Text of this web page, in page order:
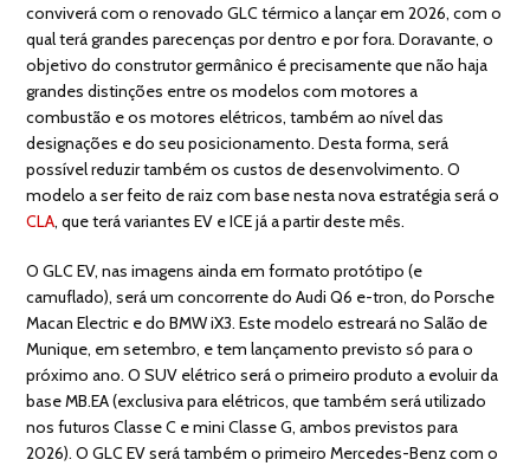
conviverá com o renovado GLC térmico a lançar em 2026, com o
qual terá grandes parecenças por dentro e por fora. Doravante, o
objetivo do construtor germânico é precisamente que não haja
grandes distinções entre os modelos com motores a
combustão e os motores elétricos, também ao nível das
designações e do seu posicionamento. Desta forma, será
possível reduzir também os custos de desenvolvimento. O
modelo a ser feito de raiz com base nesta nova estratégia será o
CLA, que terá variantes EV e ICE já a partir deste mês.
O GLC EV, nas imagens ainda em formato protótipo (e
camuflado), será um concorrente do Audi Q6 e-tron, do Porsche
Macan Electric e do BMW iX3. Este modelo estreará no Salão de
Munique, em setembro, e tem lançamento previsto só para o
próximo ano. O SUV elétrico será o primeiro produto a evoluir da
base MB.EA (exclusiva para elétricos, que também será utilizado
nos futuros Classe C e mini Classe G, ambos previstos para
2026). O GLC EV será também o primeiro Mercedes-Benz com o